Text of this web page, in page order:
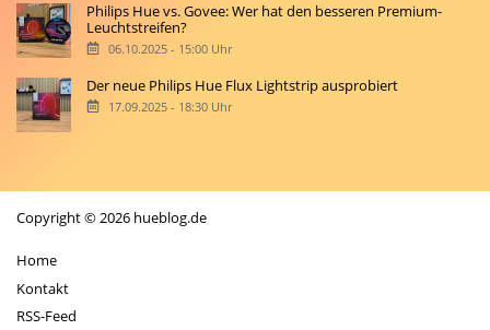
Philips Hue vs. Govee: Wer hat den besseren Premium-
Leuchtstreifen?
06.10.2025 - 15:00 Uhr
Der neue Philips Hue Flux Lightstrip ausprobiert
17.09.2025 - 18:30 Uhr
Copyright © 2026 hueblog.de
Home
Kontakt
RSS-Feed